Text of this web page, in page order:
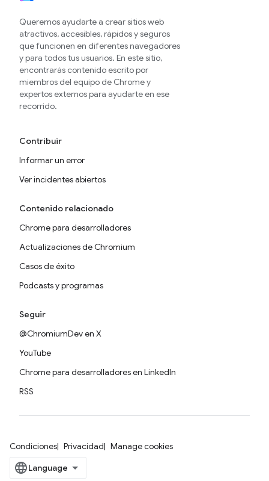
Queremos ayudarte a crear sitios web
atractivos, accesibles, rápidos y seguros
que funcionen en diferentes navegadores
y para todos tus usuarios. En este sitio,
encontrarás contenido escrito por
miembros del equipo de Chrome y
expertos externos para ayudarte en ese
recorrido.
Contribuir
Informar un error
Ver incidentes abiertos
Contenido relacionado
Chrome para desarrolladores
Actualizaciones de Chromium
Casos de éxito
Podcasts y programas
Seguir
@ChromiumDev en X
YouTube
Chrome para desarrolladores en LinkedIn
RSS
Condiciones Privacidad Manage cookies